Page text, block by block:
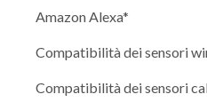
Amazon Alexa*
Compatibilità dei sensori
Compatibilità dei sensori